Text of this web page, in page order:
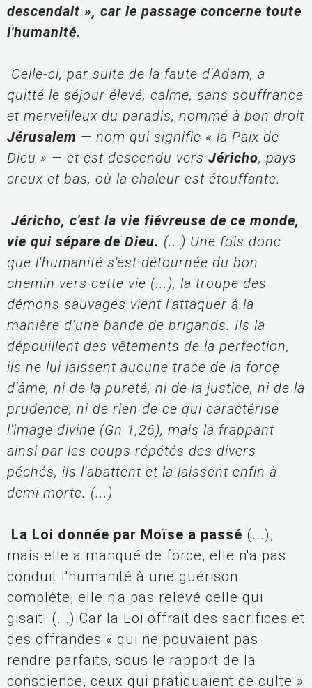
descendait », car le passage concerne toute
l'humanité.
Celle-ci, par suite de la faute d'Adam, a
quitté le séjour élevé, calme, sans souffrance
Jérusalem — nom qui signifie « la Paix de
Dieu » — et est descendu vers Jéricho, pays
creux et bas, où la chaleur est étouffante.
Jéricho, c'est la vie fiévreuse de ce monde,
vie qui sépare de Dieu. (...) Une fois donc
que l'humanité s'est détournée du bon
chemin vers cette vie (...), la troupe des
démons sauvages vient l'attaquer à la
manière d'une bande de brigands. Ils la
dépouillent des vêtements de la perfection,
ils ne lui laissent aucune trace de la force
d'âme, ni de la pureté, ni de la justice, ni de la
prudence, ni de rien de ce qui caractérise
l'image divine (Gn 1,26), mais la frappant
ainsi par les coups répétés des divers
péchés, ils l'abattent et la laissent enfin à
demi morte. (...)
La Loi donnée par Moïse a passé (...),
mais elle a manqué de force, elle n'a pas
conduit l'humanité à une guérison
complète, elle n'a pas relevé celle qui
gisait. (...) Car la Loi offrait des sacrifices et
des offrandes « qui ne pouvaient pas
rendre parfaits, sous le rapport de la
conscience, ceux qui pratiquaient ce culte »